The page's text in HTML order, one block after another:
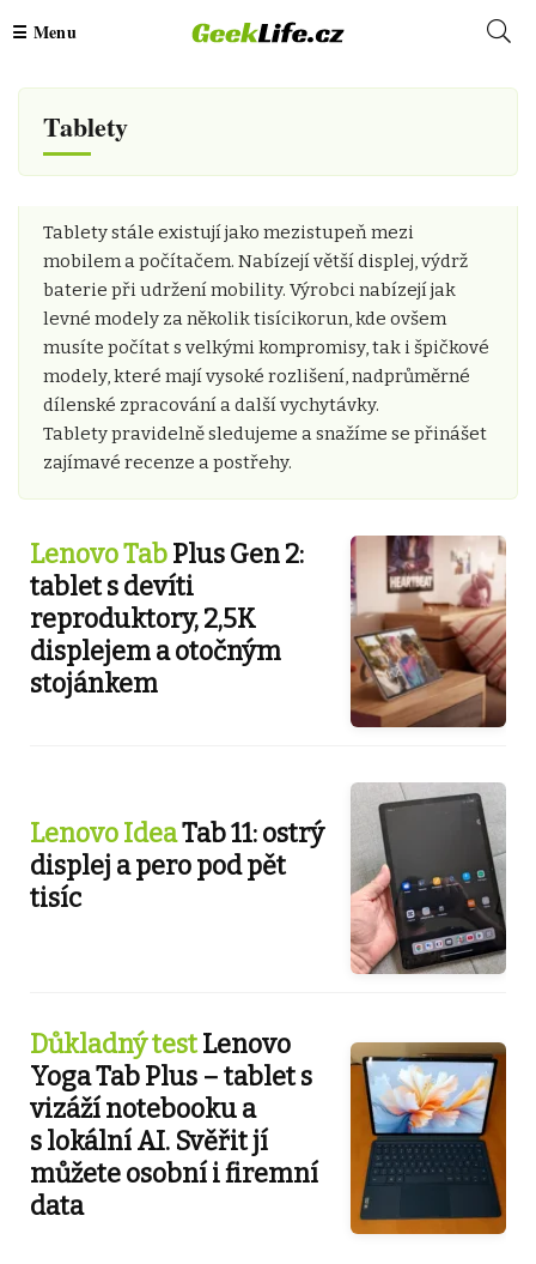
Tablety
Tablety stále existují jako mezistupeň mezi
mobilem a počítačem. Nabízejí větší displej, výdrž
baterie při udržení mobility. Výrobci nabízejí jak
levné modely za několik tisícikorun, kde ovšem
musíte počítat s velkými kompromisy, tak i špičkové
modely, které mají vysoké rozlišení, nadprůměrné
dílenské zpracování a další vychytávky.
Tablety pravidelně sledujeme a snažíme se přinášet
zajímavé recenze a postřehy.
Lenovo TabPlus Gen 2:
tablet s devíti
reproduktory, 2,5K
displejem a otočným
stojánkem
Lenovo IdeaTab 11: ostrý
displej a pero pod pět
tisíc
Důkladný testLenovo
Yoga Tab Plus – tablet s
vizáží notebooku a
s lokální AI. Svěřit jí
můžete osobní i firemní
data